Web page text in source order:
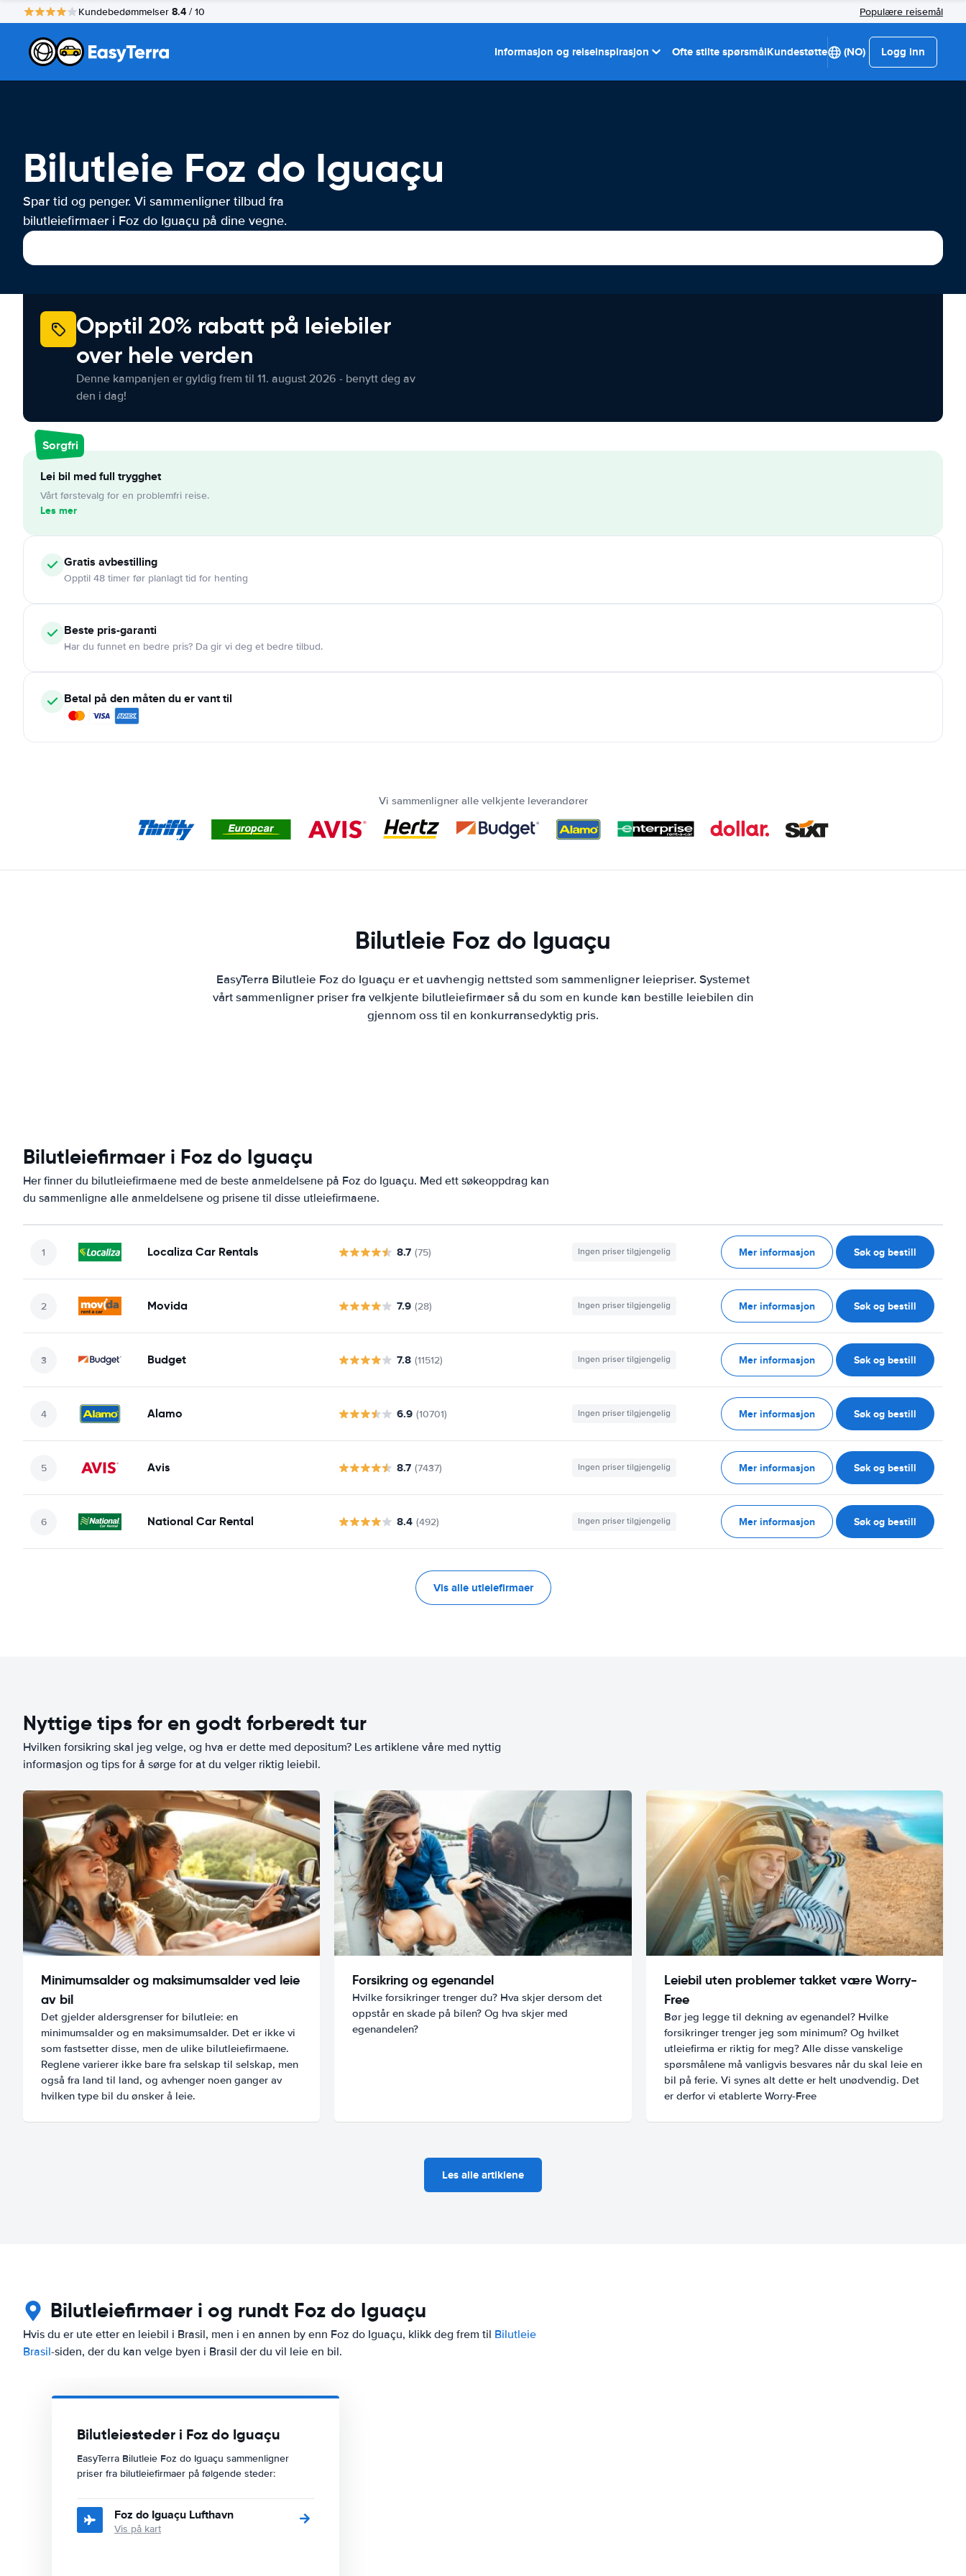
Kundebedømmelser 8.4 / 10 Populære reisemål
Informasjon og reiseinspirasjon Ofte stilte spørsmålKundestøtte (NO) Logg inn
Bilutleie Foz do Iguaçu
Spar tid og penger. Vi sammenligner tilbud fra
bilutleiefirmaer i Foz do Iguaçu på dine vegne.
Opptil 20% rabatt på leiebiler
over hele verden
Denne kampanjen er gyldig frem til 11. august 2026 - benytt deg av
den i dag!
Sorgfri
Lei bil med full trygghet
Vårt førstevalg for en problemfri reise.
Les mer
Gratis avbestilling
Opptil 48 timer før planlagt tid for henting
Beste pris-garanti
Har du funnet en bedre pris? Da gir vi deg et bedre tilbud.
Betal på den måten du er vant til
Vi sammenligner alle velkjente leverandører
Bilutleie Foz do Iguaçu
EasyTerra Bilutleie Foz do Iguaçu er et uavhengig nettsted som sammenligner leiepriser. Systemet
vårt sammenligner priser fra velkjente bilutleiefirmaer så du som en kunde kan bestille leiebilen din
gjennom oss til en konkurransedyktig pris.
Bilutleiefirmaer i Foz do Iguaçu
Her finner du bilutleiefirmaene med de beste anmeldelsene på Foz do Iguaçu. Med ett søkeoppdrag kan
du sammenligne alle anmeldelsene og prisene til disse utleiefirmaene.
Localiza Car Rentals 8.7 (75) Ingen priser tilgjengelig Mer informasjon Søk og bestill
Movida 7.9 (28) Ingen priser tilgjengelig Mer informasjon Søk og bestill
Budget 7.8 (11512) Ingen priser tilgjengelig Mer informasjon Søk og bestill
Alamo 6.9 (10701) Ingen priser tilgjengelig Mer informasjon Søk og bestill
Avis 8.7 (7437) Ingen priser tilgjengelig Mer informasjon Søk og bestill
National Car Rental 8.4 (492) Ingen priser tilgjengelig Mer informasjon Søk og bestill
Vis alle utleiefirmaer
Nyttige tips for en godt forberedt tur
Hvilken forsikring skal jeg velge, og hva er dette med depositum? Les artiklene våre med nyttig
informasjon og tips for å sørge for at du velger riktig leiebil.
Minimumsalder og maksimumsalder ved leie
av bil
Det gjelder aldersgrenser for bilutleie: en
minimumsalder og en maksimumsalder. Det er ikke vi
som fastsetter disse, men de ulike bilutleiefirmaene.
Reglene varierer ikke bare fra selskap til selskap, men
også fra land til land, og avhenger noen ganger av
hvilken type bil du ønsker å leie.
Forsikring og egenandel
Hvilke forsikringer trenger du? Hva skjer dersom det
oppstår en skade på bilen? Og hva skjer med
egenandelen?
Leiebil uten problemer takket være Worry-
Free
Bør jeg legge til dekning av egenandel? Hvilke
forsikringer trenger jeg som minimum? Og hvilket
utleiefirma er riktig for meg? Alle disse vanskelige
spørsmålene må vanligvis besvares når du skal leie en
bil på ferie. Vi synes alt dette er helt unødvendig. Det
er derfor vi etablerte Worry-Free
Les alle artiklene
Bilutleiefirmaer i og rundt Foz do Iguaçu
Hvis du er ute etter en leiebil i Brasil, men i en annen by enn Foz do Iguaçu, klikk deg frem til Bilutleie
Brasil-siden, der du kan velge byen i Brasil der du vil leie en bil.
Bilutleiesteder i Foz do Iguaçu
EasyTerra Bilutleie Foz do Iguaçu sammenligner
priser fra bilutleiefirmaer på følgende steder:
Foz do Iguaçu Lufthavn
Vis på kart